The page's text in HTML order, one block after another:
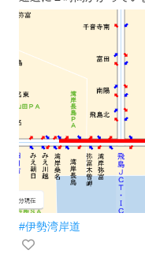
#伊勢湾岸道